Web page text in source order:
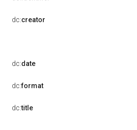
dc:creator
dc:date
dc:format
dc:title